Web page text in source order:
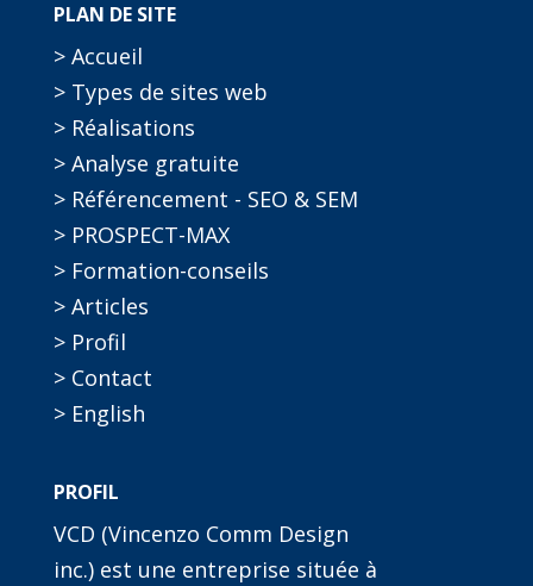
PLAN DE SITE
> Accueil
> Types de sites web
> Réalisations
> Analyse gratuite
> Référencement - SEO & SEM
> PROSPECT-MAX
> Formation-conseils
> Articles
> Profil
> Contact
> English
PROFIL
VCD (Vincenzo Comm Design
inc.) est une entreprise située à